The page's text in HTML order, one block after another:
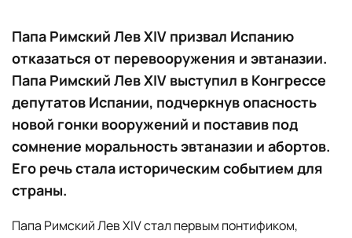
Папа Римский Лев XIV призвал Испанию
отказаться от перевооружения и эвтаназии.
Папа Римский Лев XIV выступил в Конгрессе
депутатов Испании, подчеркнув опасность
новой гонки вооружений и поставив под
сомнение моральность эвтаназии и абортов.
Его речь стала историческим событием для
страны.
Папа Римский Лев XIV стал первым понтификом,